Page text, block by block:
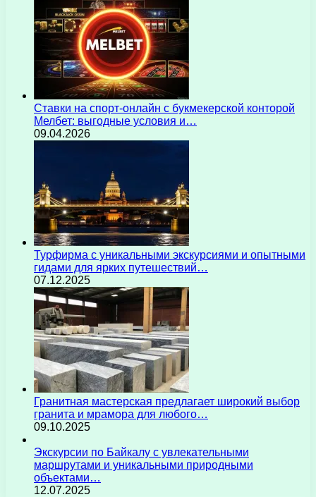
Ставки на спорт-онлайн с букмекерской конторой
Мелбет: выгодные условия и…
09.04.2026
Турфирма с уникальными экскурсиями и опытными
гидами для ярких путешествий…
07.12.2025
Гранитная мастерская предлагает широкий выбор
гранита и мрамора для любого…
09.10.2025
Экскурсии по Байкалу с увлекательными
маршрутами и уникальными природными
объектами…
12.07.2025